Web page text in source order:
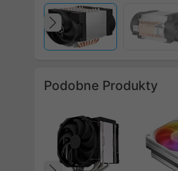
Poprzedni
Podobne Produkty